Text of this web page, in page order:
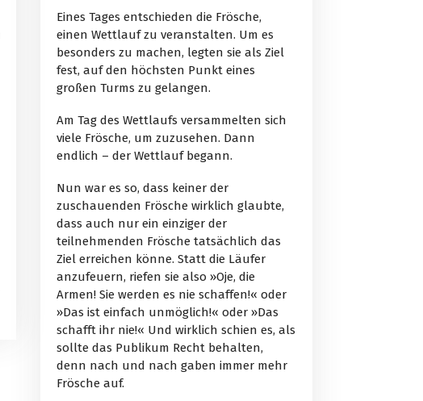
Eines Tages entschieden die Frösche,
einen Wettlauf zu veranstalten. Um es
besonders zu machen, legten sie als Ziel
fest, auf den höchsten Punkt eines
großen Turms zu gelangen.
Am Tag des Wettlaufs versammelten sich
viele Frösche, um zuzusehen. Dann
endlich – der Wettlauf begann.
Nun war es so, dass keiner der
zuschauenden Frösche wirklich glaubte,
dass auch nur ein einziger der
teilnehmenden Frösche tatsächlich das
Ziel erreichen könne. Statt die Läufer
anzufeuern, riefen sie also »Oje, die
Armen! Sie werden es nie schaffen!« oder
»Das ist einfach unmöglich!« oder »Das
schafft ihr nie!« Und wirklich schien es, als
sollte das Publikum Recht behalten,
denn nach und nach gaben immer mehr
Frösche auf.